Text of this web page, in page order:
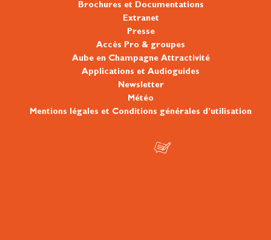
Brochures et Documentations
Extranet
Presse
Accès Pro & groupes
Aube en Champagne Attractivité
Applications et Audioguides
Newsletter
Météo
Mentions légales et Conditions générales d’utilisation